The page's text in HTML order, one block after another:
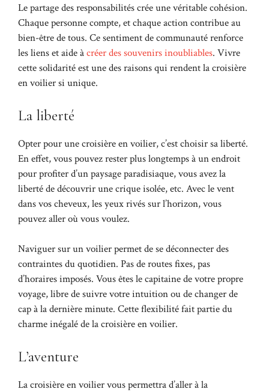
Le partage des responsabilités crée une véritable cohésion.
Chaque personne compte, et chaque action contribue au
bien-être de tous. Ce sentiment de communauté renforce
les liens et aide àcréer des souvenirs inoubliables. Vivre
cette solidarité est une des raisons qui rendent la croisière
en voilier si unique.
La liberté
Opter pour une croisière en voilier, c’est choisir sa liberté.
En effet, vous pouvez rester plus longtemps à un endroit
pour profiter d’un paysage paradisiaque, vous avez la
liberté de découvrir une crique isolée, etc. Avec le vent
dans vos cheveux, les yeux rivés sur l’horizon, vous
pouvez aller où vous voulez.
Naviguer sur un voilier permet de se déconnecter des
contraintes du quotidien. Pas de routes fixes, pas
d’horaires imposés. Vous êtes le capitaine de votre propre
voyage, libre de suivre votre intuition ou de changer de
cap à la dernière minute. Cette flexibilité fait partie du
charme inégalé de la croisière en voilier.
L’aventure
La croisière en voilier vous permettra d’aller à la